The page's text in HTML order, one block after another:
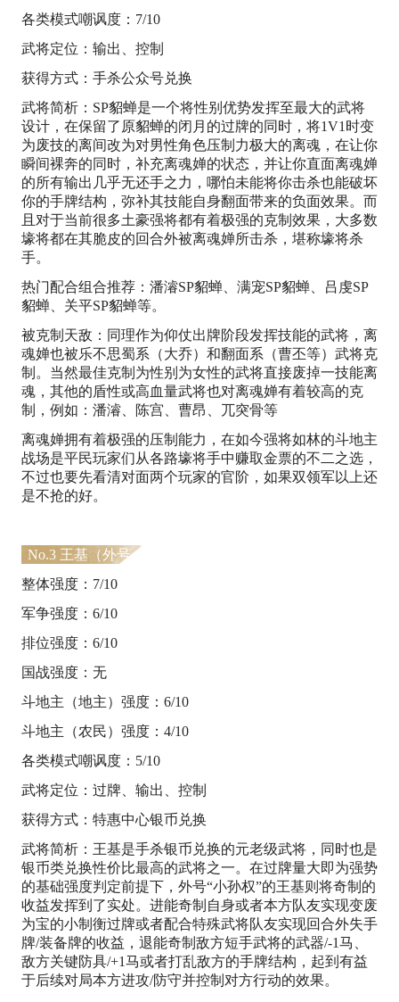
各类模式嘲讽度：7/10
武将定位：输出、控制
获得方式：手杀公众号兑换
武将简析：SP貂蝉是一个将性别优势发挥至最大的武将
设计，在保留了原貂蝉的闭月的过牌的同时，将1V1时变
为废技的离间改为对男性角色压制力极大的离魂，在让你
瞬间裸奔的同时，补充离魂婵的状态，并让你直面离魂婵
的所有输出几乎无还手之力，哪怕未能将你击杀也能破坏
你的手牌结构，弥补其技能自身翻面带来的负面效果。而
且对于当前很多土豪强将都有着极强的克制效果，大多数
壕将都在其脆皮的回合外被离魂婵所击杀，堪称壕将杀
手。
热门配合组合推荐：潘濬SP貂蝉、满宠SP貂蝉、吕虔SP
貂蝉、关平SP貂蝉等。
被克制天敌：同理作为仰仗出牌阶段发挥技能的武将，离
魂婵也被乐不思蜀系（大乔）和翻面系（曹丕等）武将克
制。当然最佳克制为性别为女性的武将直接废掉一技能离
魂，其他的盾性或高血量武将也对离魂婵有着较高的克
制，例如：潘濬、陈宫、曹昂、兀突骨等
离魂婵拥有着极强的压制能力，在如今强将如林的斗地主
战场是平民玩家们从各路壕将手中赚取金票的不二之选，
不过也要先看清对面两个玩家的官阶，如果双领军以上还
是不抢的好。
No.3 王基（外号：基佬）
整体强度：7/10
军争强度：6/10
排位强度：6/10
国战强度：无
斗地主（地主）强度：6/10
斗地主（农民）强度：4/10
各类模式嘲讽度：5/10
武将定位：过牌、输出、控制
获得方式：特惠中心银币兑换
武将简析：王基是手杀银币兑换的元老级武将，同时也是
银币类兑换性价比最高的武将之一。在过牌量大即为强势
的基础强度判定前提下，外号“小孙权”的王基则将奇制的
收益发挥到了实处。进能奇制自身或者本方队友实现变废
为宝的小制衡过牌或者配合特殊武将队友实现回合外失手
牌/装备牌的收益，退能奇制敌方短手武将的武器/-1马、
敌方关键防具/+1马或者打乱敌方的手牌结构，起到有益
于后续对局本方进攻/防守并控制对方行动的效果。